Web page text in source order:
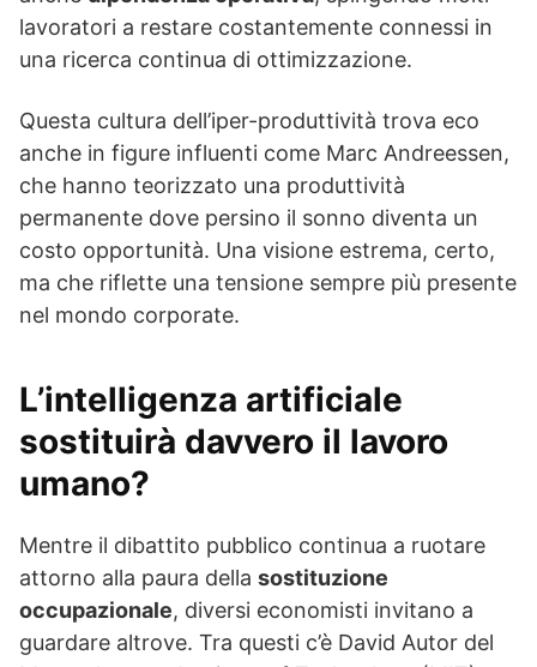
lavoratori a restare costantemente connessi in
una ricerca continua di ottimizzazione.
Questa cultura dell’iper-produttività trova eco
anche in figure influenti come Marc Andreessen,
che hanno teorizzato una produttività
permanente dove persino il sonno diventa un
costo opportunità. Una visione estrema, certo,
ma che riflette una tensione sempre più presente
nel mondo corporate.
L’intelligenza artificiale
sostituirà davvero il lavoro
umano?
Mentre il dibattito pubblico continua a ruotare
attorno alla paura della sostituzione
occupazionale, diversi economisti invitano a
guardare altrove. Tra questi c’è David Autor del